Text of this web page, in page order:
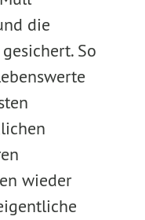
die
So
wieder